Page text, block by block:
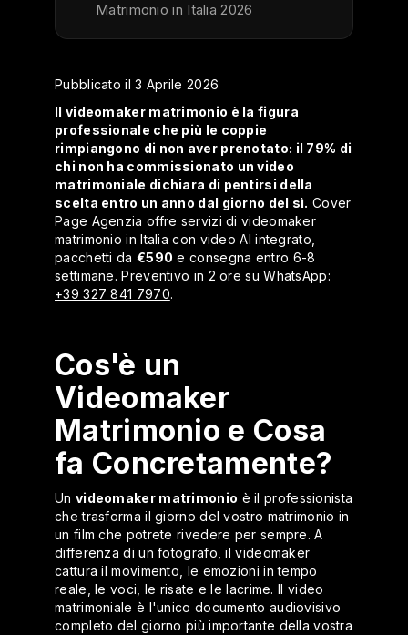
Matrimonio in Italia 2026
Pubblicato il 3 Aprile 2026
Il videomaker matrimonio è la figura
professionale che più le coppie
rimpiangono di non aver prenotato: il 79% di
chi non ha commissionato un video
matrimoniale dichiara di pentirsi della
scelta entro un anno dal giorno del sì. Cover
Page Agenzia offre servizi di videomaker
matrimonio in Italia con video AI integrato,
pacchetti da €590 e consegna entro 6-8
settimane. Preventivo in 2 ore su WhatsApp:
+39 327 841 7970.
Cos'è un
Videomaker
Matrimonio e Cosa
fa Concretamente?
Un videomaker matrimonio è il professionista
che trasforma il giorno del vostro matrimonio in
un film che potrete rivedere per sempre. A
differenza di un fotografo, il videomaker
cattura il movimento, le emozioni in tempo
reale, le voci, le risate e le lacrime. Il video
matrimoniale è l'unico documento audiovisivo
completo del giorno più importante della vostra